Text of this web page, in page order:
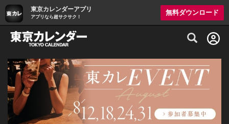
東京カレンダーアプリ
アプリなら超サクサク！
無料ダウンロード
グルメ情報・プレミアムレストラン予約